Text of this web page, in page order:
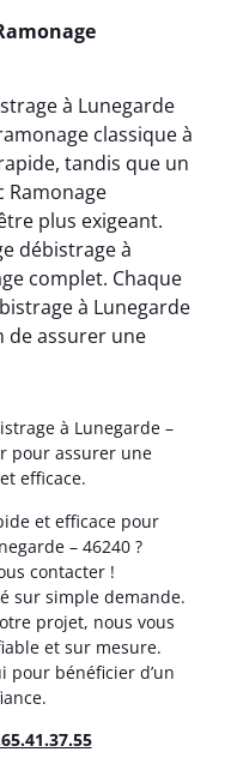
à Lunegarde
classique à
tandis que un
Ramonage
plus exigeant.
débistrage à
complet. Chaque
à Lunegarde
de assurer une
à Lunegarde –
pour assurer une
efficace.
et efficace pour
– 46240 ?
contacter !
sur simple demande.
projet, nous vous
et sur mesure.
pour bénéficier d’un